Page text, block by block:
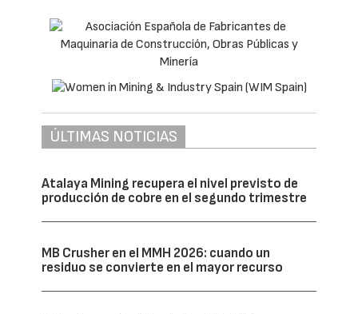
ÚLTIMAS NOTICIAS
Atalaya Mining recupera el nivel previsto de
producción de cobre en el segundo trimestre
MB Crusher en el MMH 2026: cuando un
residuo se convierte en el mayor recurso